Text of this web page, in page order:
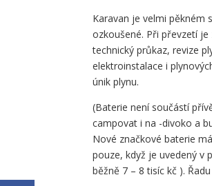
Karavan je velmi pěkném
ozkoušené. Při převzetí
technický průkaz, revize
elektroinstalace i
únik plynu.
(Baterie není součástí
campovat i na -divoko a
Nové značkové baterie
pouze, když je uvedený v
běžně 7 – 8 tisíc kč ).